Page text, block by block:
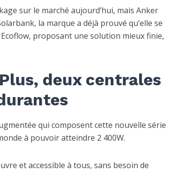
sur le marché aujourd’hui, mais Anker
la marque a déjà prouvé qu’elle se
proposant une solution mieux finie,
deux centrales
qui composent cette nouvelle série
à pouvoir atteindre 2 400W.
et accessible à tous, sans besoin de